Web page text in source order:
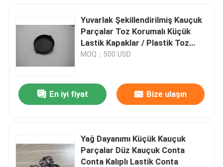
Yuvarlak Şekillendirilmiş Kauçuk
Parçalar Toz Korumalı Küçük
Lastik Kapaklar / Plastik Toz
Kepleri
MOQ：500 USD
En iyi fiyat Bize ulaşın
Yağ Dayanımı Küçük Kauçuk
Parçalar Düz Kauçuk Conta
Conta Kalıplı Lastik Conta